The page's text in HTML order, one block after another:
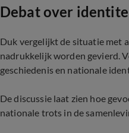
Debat over
Duk vergelijkt de situatie met
nadrukkelijk worden gevierd.
geschiedenis en nationale
De discussie laat zien hoe
nationale trots in de